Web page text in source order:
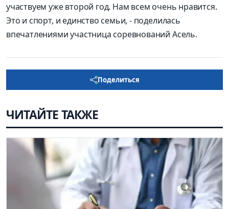
участвуем уже второй год. Нам всем очень нравится.
Это и спорт, и единство семьи, - поделилась
впечатлениями участница соревнований Асель.
Поделиться
ЧИТАЙТЕ ТАКЖЕ